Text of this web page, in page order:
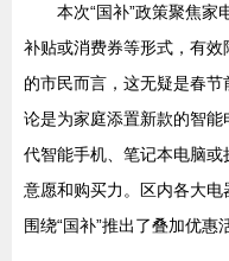
本次“国补”政策聚焦
补贴或消费券等形式，有
的市民而言，这无疑是春
论是为家庭添置新款的智
代智能手机、笔记本电脑
意愿和购买力。区内各大
围绕“国补”推出了叠加优惠